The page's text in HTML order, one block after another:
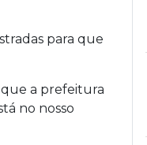
para que
a prefeitura
no nosso